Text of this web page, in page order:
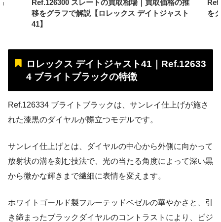
Ref.126300 スレートの買取相場｜買取価格の推
移をグラフで解説【ロレックス デイトジャスト
41】
を
ロレックス デイトジャスト41｜Ref.12633
4 ブライトブラックの特徴
Ref.126334 ブライトブラックは、サンレイ仕上げが施さ
れた漆黒のダイヤルが際立つモデルです。
サンレイ仕上げとは、ダイヤルの中心から外側に向かって
放射状の溝を刻む技法で、光の当たる角度によって深い黒
から微かな輝きまで繊細に表情を変えます。
ホワイトゴールド製フルーテッドベゼルの華やかさと、引
き締まったブラックダイヤルのコントラストにより、ビジ